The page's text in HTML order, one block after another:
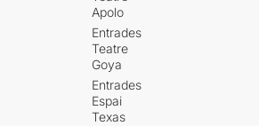
Apolo
Entrades
Teatre
Goya
Entrades
Espai
Texas